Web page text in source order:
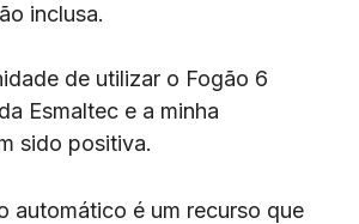
inclusa.
de utilizar o Fogão 6
Esmaltec e a minha
sido positiva.
automático é um recurso que